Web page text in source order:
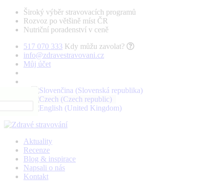
Široký výběr stravovacích programů
Rozvoz po většině míst ČR
Nutriční poradenství v ceně
517 070 333 Kdy můžu zavolat?
info@zdravestravovani.cz
Můj účet
Aktuality
Recenze
Blog & inspirace
Napsali o nás
Kontakt